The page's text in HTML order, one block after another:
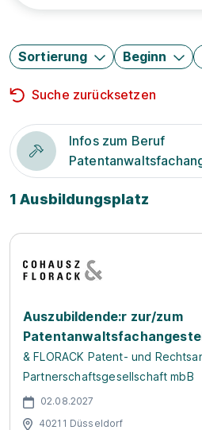
Sortierung Beginn
Suche zurücksetzen
Infos zum Beruf
1 Ausbildungsplatz
Auszubildende:r zur/zum
& FLORACK Patent- und
Partnerschaftsgesellschaft mbB
02.08.2027
40211 Düsseldorf